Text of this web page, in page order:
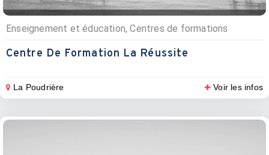
Enseignement et éducation, Centres de formations
Centre De Formation La Réussite
La Poudrière Voir les infos